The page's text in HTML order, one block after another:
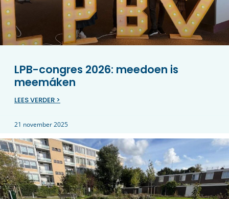
LPB-congres 2026: meedoen is
meemáken
LEES VERDER >
21 november 2025